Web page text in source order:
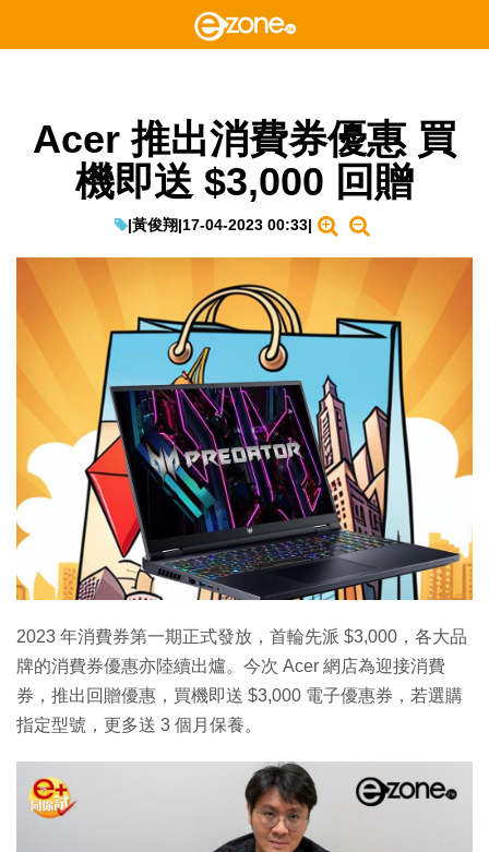
Acer 推出消費券優惠 買
機即送 $3,000 回贈
|黃俊翔|17-04-2023 00:33|
2023 年消費券第一期正式發放，首輪先派 $3,000，各大品
牌的消費券優惠亦陸續出爐。今次 Acer 網店為迎接消費
券，推出回贈優惠，買機即送 $3,000 電子優惠券，若選購
指定型號，更多送 3 個月保養。